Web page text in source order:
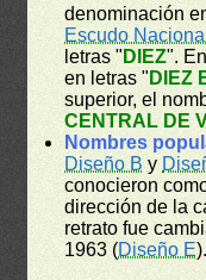
denominación
Escudo Nacional
letras " DIEZ".
en letras " DIEZ
superior, el
CENTRAL DE
Nombres
Diseño B y
conocieron
dirección de la
retrato fue
1963 (Diseño E).